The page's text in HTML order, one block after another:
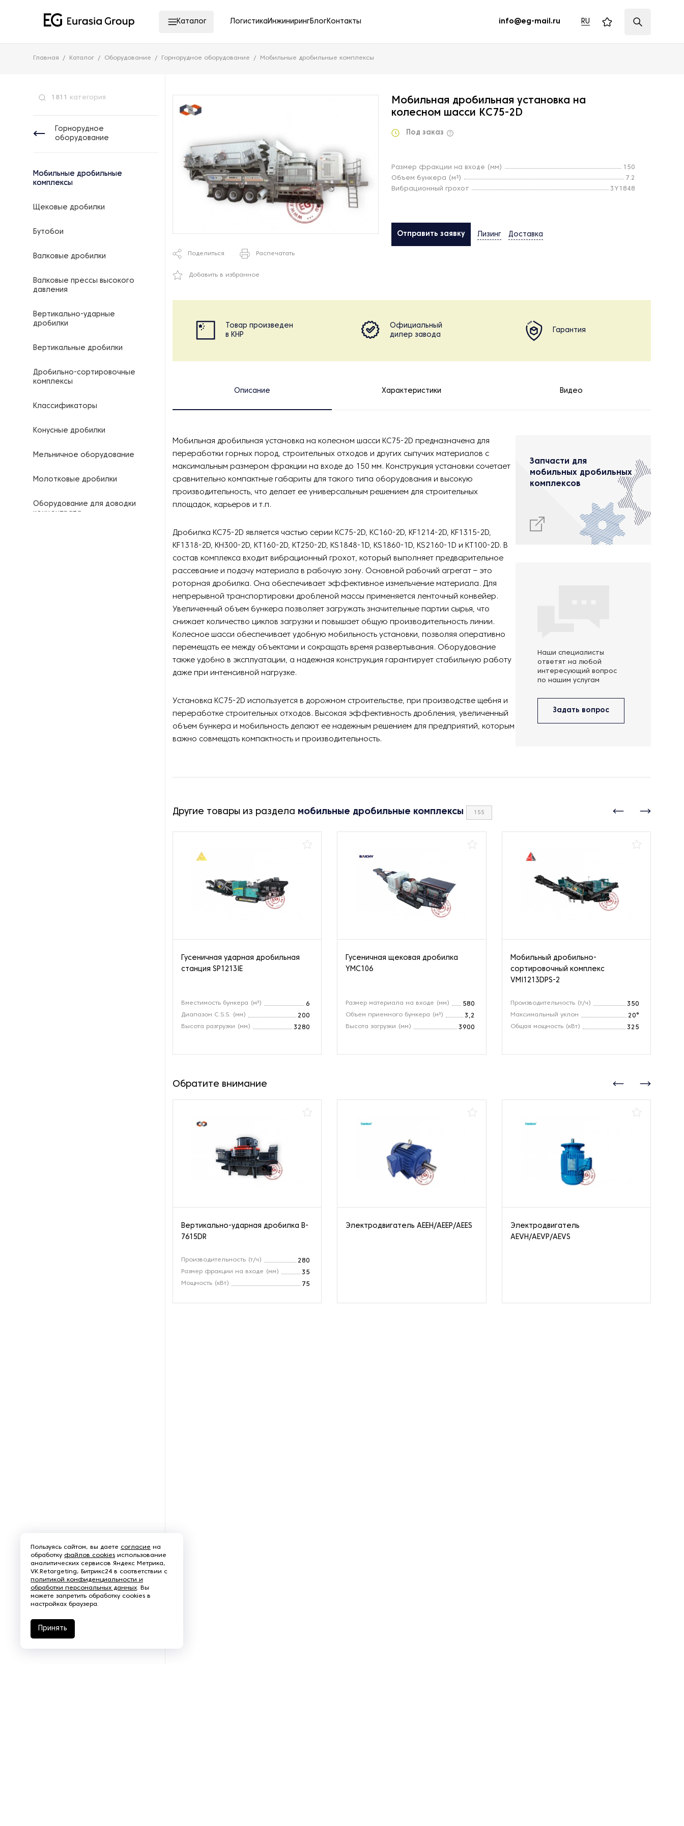
Каталог Логистика ИнжинирингБлогКонтакты info@eg-mail.ru RU
Главная Каталог Оборудование Горнорудное оборудование Мобильные дробильные комплексы
1811 категория
Горнорудное
оборудование
Мобильные дробильные
комплексы
Щековые дробилки
Бутобои
Валковые дробилки
Валковые прессы высокого
давления
Вертикально-ударные
дробилки
Вертикальные дробилки
Дробильно-сортировочные
комплексы
Классификаторы
Конусные дробилки
Мельничное оборудование
Молотковые дробилки
Оборудование для доводки
концентрата
Поделиться Распечатать
Добавить в избранное
Мобильная дробильная установка на
колесном шасси KC75-2D
Под заказ
Размер фракции на входе (мм)
150
Объем бункера (м³)
7.2
Вибрационный грохот
3Y1848
Отправить заявку Лизинг Доставка
Товар произведен
в КНР
Официальный
дилер завода
Гарантия
Описание Характеристики Видео
Мобильная дробильная установка на колесном шасси KC75-2D предназначена для
переработки горных пород, строительных отходов и других сыпучих материалов с
максимальным размером фракции на входе до 150 мм. Конструкция установки сочетает
сравнительно компактные габариты для такого типа оборудования и высокую
производительность, что делает ее универсальным решением для строительных
площадок, карьеров и т.п.
Дробилка KC75-2D является частью серии KC75-2D, KC160-2D, KF1214-2D, KF1315-2D,
KF1318-2D, KH300-2D, KT160-2D, KT250-2D, KS1848-1D, KS1860-1D, KS2160-1D и KT100-2D. В
состав комплекса входит вибрационный грохот, который выполняет предварительное
рассевание и подачу материала в рабочую зону. Основной рабочий агрегат – это
роторная дробилка. Она обеспечивает эффективное измельчение материала. Для
непрерывной транспортировки дробленой массы применяется ленточный конвейер.
Увеличенный объем бункера позволяет загружать значительные партии сырья, что
снижает количество циклов загрузки и повышает общую производительность линии.
Колесное шасси обеспечивает удобную мобильность установки, позволяя оперативно
перемещать ее между объектами и сокращать время развертывания. Оборудование
также удобно в эксплуатации, а надежная конструкция гарантирует стабильную работу
даже при интенсивной нагрузке.
Установка KC75-2D используется в дорожном строительстве, при производстве щебня и
переработке строительных отходов. Высокая эффективность дробления, увеличенный
объем бункера и мобильность делают ее надежным решением для предприятий, которым
важно совмещать компактность и производительность.
Запчасти для
мобильных дробильных
комплексов
Наши специалисты
ответят на любой
интересующий вопрос
по нашим услугам
Задать вопрос
Другие товары из раздела мобильные дробильные комплексы 155
Гусеничная ударная дробильная
станция SP1213IE
Вместимость бункера (м³)
6
Диапазон C.S.S. (мм)
200
Высота разгрузки (мм)
3280
Гусеничная щековая дробилка
YMC106
Размер материала на входе (мм)
580
Объем приемного бункера (м³)
3,2
Высота загрузки (мм)
3900
Мобильный дробильно-
сортировочный комплекс
VMI1213DPS-2
Производительность (т/ч)
350
Максимальный уклон
20°
Общая мощность (кВт)
325
Обратите внимание
Вертикально-ударная дробилка B-
7615DR
Производительность (т/ч)
280
Размер фракции на входе (мм)
35
Мощность (кВт)
75
Электродвигатель AEEH/AEEP/AEES
Электродвигатель
AEVH/AEVP/AEVS
Пользуясь сайтом, вы даете согласие на
обработку файлов cookies использование
аналитических сервисов Яндекс Метрика,
VK.Retargeting, Битрикс24 в соответствии с
политикой конфиденциальности и
обработки персональных данных. Вы
можете запретить обработку cookies в
настройках браузера.
Принять